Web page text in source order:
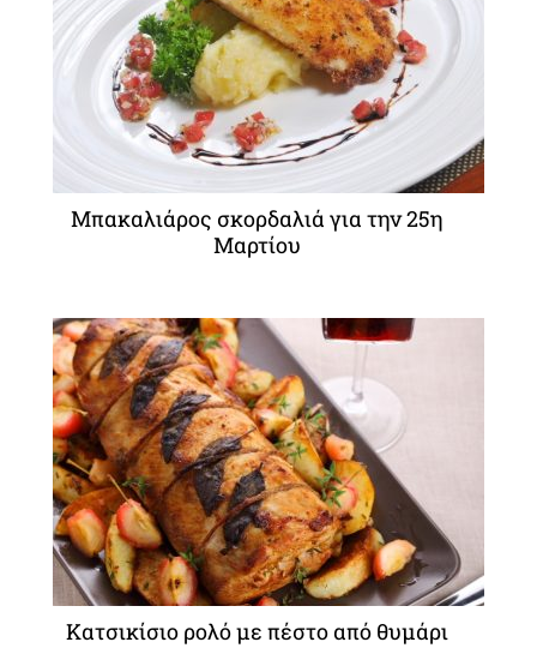
Μπακαλιάρος σκορδαλιά για την 25η
Μαρτίου
Κατσικίσιο ρολό με πέστο από θυμάρι